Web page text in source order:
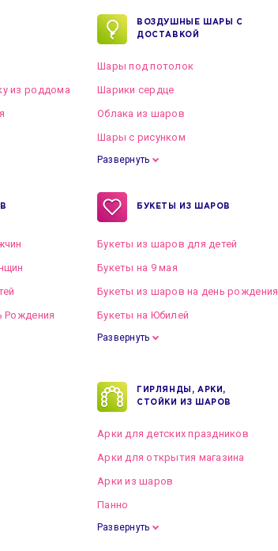
из роддома
ВОЗДУШНЫЕ ШАРЫ С
ДОСТАВКОЙ
Шары под потолок
Шарики сердце
Облака из шаров
Шары с рисунком
Развернуть
Рождения
БУКЕТЫ ИЗ ШАРОВ
Букеты из шаров для детей
Букеты на 9 мая
Букеты из шаров на день рождения
Букеты на Юбилей
Развернуть
ГИРЛЯНДЫ, АРКИ,
СТОЙКИ ИЗ ШАРОВ
Арки для детских праздников
Арки для открытия магазина
Арки из шаров
Панно
Развернуть